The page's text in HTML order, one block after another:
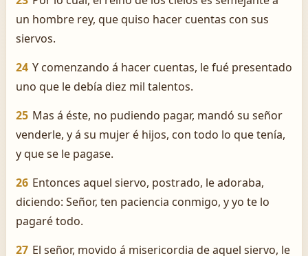
un hombre rey, que quiso hacer cuentas con sus
siervos.
24 Y comenzando á hacer cuentas, le fué presentado
uno que le debía diez mil talentos.
25 Mas á éste, no pudiendo pagar, mandó su señor
venderle, y á su mujer é hijos, con todo lo que tenía,
y que se le pagase.
26 Entonces aquel siervo, postrado, le adoraba,
diciendo: Señor, ten paciencia conmigo, y yo te lo
pagaré todo.
27 El señor, movido á misericordia de aquel siervo, le